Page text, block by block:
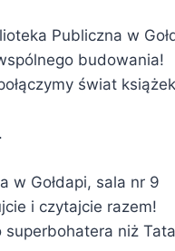
Publiczna w
budowania!
świat
w Gołdapi, sala nr 9
i czytajcie razem!
superbohatera niż